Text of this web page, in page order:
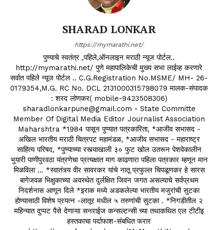
SHARAD LONKAR
https://mymarathi.net/
पुण्याचे स्वतंत्र ,पहिले,ऑनलाइन मराठी न्यूज पोर्टल..
http://mymarathi.net/ पुणे महापालिकेची मुख्य सभा लाईव्ह करणारे
सर्वात पहिले न्यूज पोर्टल .. C.G.Registration No.MSME/ MH- 26-
0179354,M.G. RC No. DCL 2131000315798079 मालक-संपादक
: शरद लोणकर( mobile-9423508306)
sharadlonkarpune@gmail.com - State Committe
Member Of Digital Media Editor Journalist Association
Maharshtra *1984 पासून पुण्यात पत्रकारिता, *आजीव सभासद -
अखिल भारतीय मराठी चित्रपट महामंडळ, *आजीव सभासद - महाराष्ट्र
साहित्य परिषद, *पुण्याच्या रस्त्याखाली ३० फुट खोल उतरून पेशवेकालीन
भुयारी पाणीपुरवठा यंत्रणेचा प्रत्यक्षात माग काढणारा पहिला पत्रकार म्हणून मान
मिळविला ... *स्वातंत्र्य वीर सावरकर यांचे नातू प्रफुल्ल चिपळूणकर हे सारस
बागेजवळ भिक्षुकाच्या अवस्थेत दुर्लक्षित जिवन जगत असल्याचे सर्वप्रथम
निदर्शनास आणून दिले *इराक मध्ये अडकलेल्या भारतीय मजुरांची सुटका
होण्यासाठी विशेष प्रयत्न -लातूर मधील ५ तरुणांची सुटका . *निगडीतील २
महिन्यात दुप्पट पैसे देणाऱ्या सनराईज कन्सल्टन्सी च्या तथाकथित एल टीटीइ
हस्तकाचा पर्दाफाश-संबधित फरार